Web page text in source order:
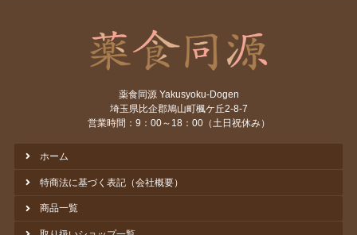
薬食同源 Yakusyoku-Dogen
埼玉県比企郡鳩山町楓ケ丘2-8-7
営業時間：9：00～18：00（土日祝休み）
ホーム
特商法に基づく表記（会社概要）
商品一覧